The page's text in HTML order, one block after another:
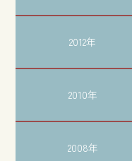
2012年
2010年
2008年